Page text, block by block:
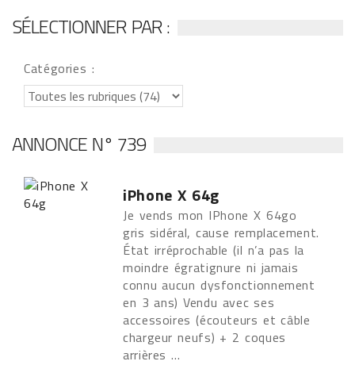
SÉLECTIONNER PAR :
Catégories :
ANNONCE N° 739
iPhone X 64g
Je vends mon IPhone X 64go
gris sidéral, cause remplacement.
État irréprochable (il n’a pas la
moindre égratignure ni jamais
connu aucun dysfonctionnement
en 3 ans) Vendu avec ses
accessoires (écouteurs et câble
chargeur neufs) + 2 coques
arrières ...